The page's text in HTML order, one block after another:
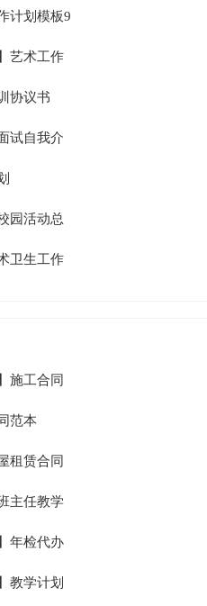
计划模板9
艺术工作
协议书
试自我介
园活动总
卫生工作
施工合同
范本
租赁合同
主任教学
锦集9篇
年检代办
教学计划